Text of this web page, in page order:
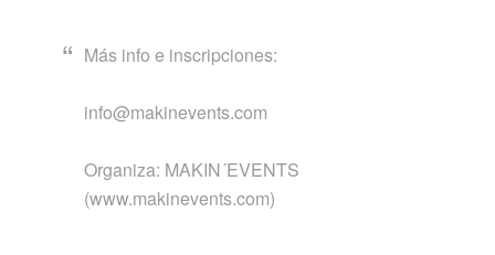
Más info e inscripciones:
info@makinevents.com
Organiza: MAKIN´EVENTS
(www.makinevents.com)